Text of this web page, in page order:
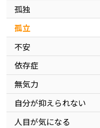
孤独
孤立
不安
依存症
無気力
自分が抑えられない
人目が気になる